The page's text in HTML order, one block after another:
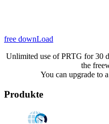
free downLoad
Unlimited use of PRTG for 30
the
You can upgrade to
Produkte